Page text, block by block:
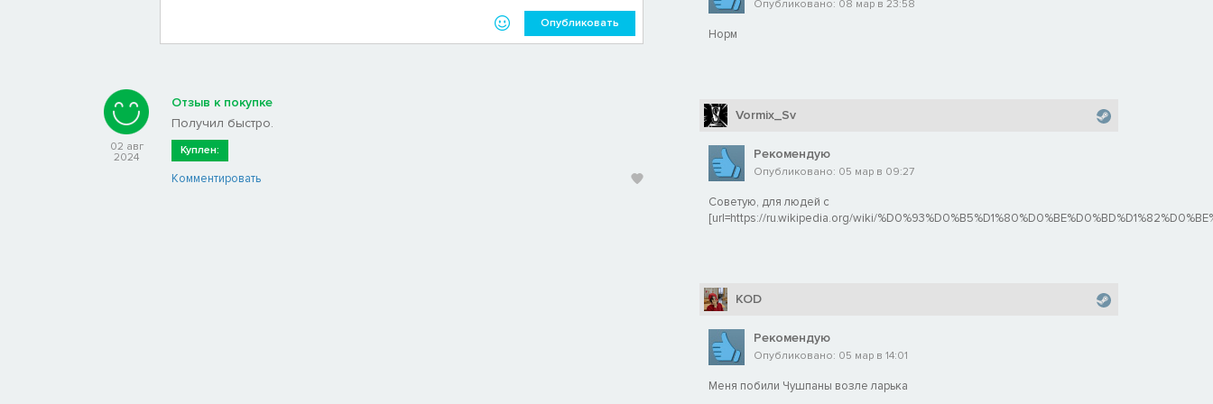
Хватайте все подряд! Гигантскую форель, батуты, пистолеты, провода, фейерверки, базуки, топоры, тромбоны,
Опубликовать
02 авг
2024
Отзыв к покупке
Получил быстро.
Куплен:
Комментировать
Опубликовано: 08 мар в 23:58
Норм
Vormix_Sv
Рекомендую
Опубликовано: 05 мар в 09:27
Советую, для людей с
[url=https://ru.wikipedia.org/wiki/
KOD
Рекомендую
Опубликовано: 05 мар в 14:01
Меня побили Чушпаны возле ларька